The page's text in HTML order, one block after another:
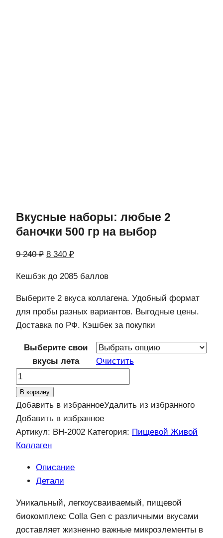
Вкусные наборы: любые 2
баночки 500 гр на выбор
9 240₽ Первоначальная
составляла
9
240 ₽.
8 340 ₽Текущая
8
340 ₽.
Кешбэкдо 2085 баллов
Выберите 2 вкуса коллагена. Удобный формат
для пробы разных вариантов. Выгодные цены.
Доставка по РФ. Кэшбек за покупки
Выберите свои
вкусы лета
Очистить
Количество
товара
Вкусные
наборы:
любые
2
500
В корзину
Добавить в избранноеУдалить из избранного
Добавить в избранное
Артикул: ВН-2002 Категория: Пищевой Живой
Коллаген
Описание
Детали
Уникальный, легкоусваиваемый, пищевой
биокомплекс Colla Gen с различными вкусами
доставляет жизненно важные микроэлементы в